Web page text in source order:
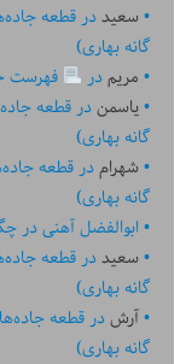
سعیددر
گانه بهاری)
مریمدر فهرست
یاسمندر
گانه بهاری)
شهرامدر
گانه بهاری)
ابوالفضل آهنیدر
سعیددر
گانه بهاری)
آرشدر
گانه بهاری)